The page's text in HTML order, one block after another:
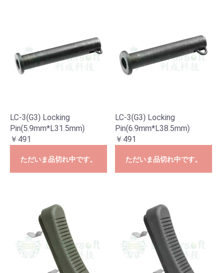
LC-3(G3) Locking
Pin(5.9mm*L31.5mm)
￥491
ただいま品切れ中です。
LC-3(G3) Locking
Pin(6.9mm*L38.5mm)
￥491
ただいま品切れ中です。